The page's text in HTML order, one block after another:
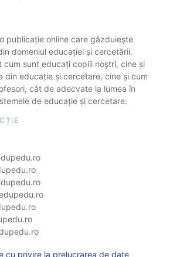
publicație online care găzduiește
domeniul educației și cercetării.
cum sunt educați copiii noștri, cine și
din educație și cercetare, cine și cum
cât de adecvate la lumea în
de educație și cercetare.
cu privire la prelucrarea de date